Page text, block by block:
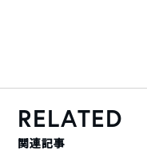
RELATED
関連記事